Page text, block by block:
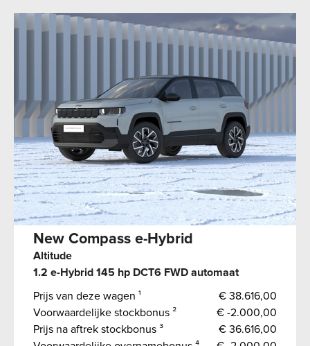
New Compass e-Hybrid
Altitude
1.2 e-Hybrid 145 hp DCT6 FWD automaat
Prijs van deze wagen ¹
€ 38.616,00
Voorwaardelijke stockbonus ²
€ -2.000,00
Prijs na aftrek stockbonus ³
€ 36.616,00